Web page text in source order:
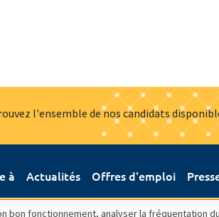
l'ensemble de nos candidats
à Actualités Offres d'emploi
fonctionnement, analyser la fréquentation